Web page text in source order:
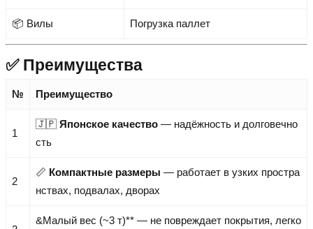
📦 Вилы Погрузка паллет
✅ Преимущества
№ Преимущество
1
🇯🇵 Японское качество — надёжность и долговечно
сть
2
📏 Компактные размеры — работает в узких простра
нствах, подвалах, дворах
&Малый вес (~3 т)** — не повреждает покрытия, легко